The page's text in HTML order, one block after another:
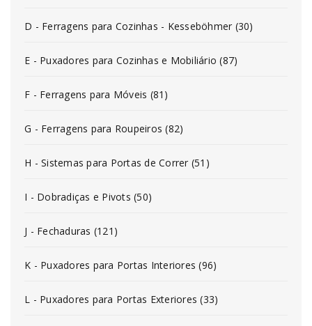
D - Ferragens para Cozinhas - Kesseböhmer (30)
E - Puxadores para Cozinhas e Mobiliário (87)
F - Ferragens para Móveis (81)
G - Ferragens para Roupeiros (82)
H - Sistemas para Portas de Correr (51)
I - Dobradiças e Pivots (50)
J - Fechaduras (121)
K - Puxadores para Portas Interiores (96)
L - Puxadores para Portas Exteriores (33)